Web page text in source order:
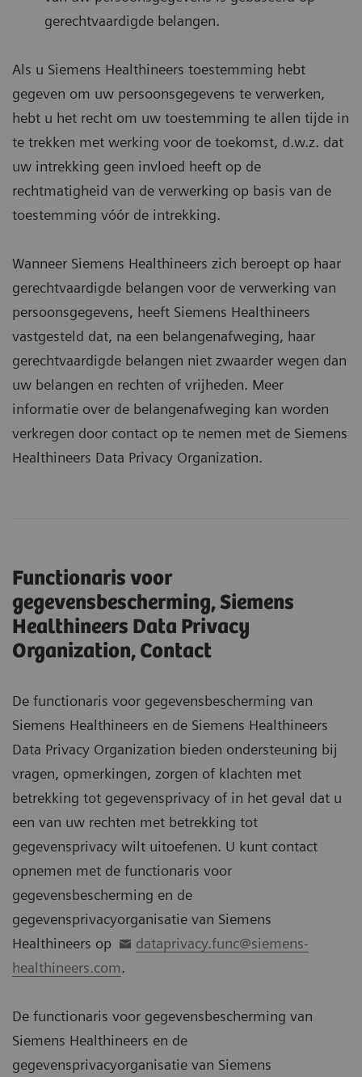
gerechtvaardigde belangen.
Als u Siemens Healthineers toestemming hebt
gegeven om uw persoonsgegevens te verwerken,
hebt u het recht om uw toestemming te allen tijde in
te trekken met werking voor de toekomst, d.w.z. dat
uw intrekking geen invloed heeft op de
rechtmatigheid van de verwerking op basis van de
toestemming vóór de intrekking.
Wanneer Siemens Healthineers zich beroept op haar
gerechtvaardigde belangen voor de verwerking van
persoonsgegevens, heeft Siemens Healthineers
vastgesteld dat, na een belangenafweging, haar
gerechtvaardigde belangen niet zwaarder wegen dan
uw belangen en rechten of vrijheden. Meer
informatie over de belangenafweging kan worden
verkregen door contact op te nemen met de Siemens
Healthineers Data Privacy Organization.
Functionaris voor
gegevensbescherming, Siemens
Healthineers Data Privacy
Organization, Contact
De functionaris voor gegevensbescherming van
Siemens Healthineers en de Siemens Healthineers
Data Privacy Organization bieden ondersteuning bij
vragen, opmerkingen, zorgen of klachten met
betrekking tot gegevensprivacy of in het geval dat u
een van uw rechten met betrekking tot
gegevensprivacy wilt uitoefenen. U kunt contact
opnemen met de functionaris voor
gegevensbescherming en de
gegevensprivacyorganisatie van Siemens
Healthineers op
dataprivacy.func@siemens-
healthineers.com.
De functionaris voor gegevensbescherming van
Siemens Healthineers en de
gegevensprivacyorganisatie van Siemens